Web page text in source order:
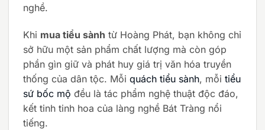
nghề.
Khi mua tiểu sành từ Hoàng Phát, bạn không chỉ
sở hữu một sản phẩm chất lượng mà còn góp
phần gìn giữ và phát huy giá trị văn hóa truyền
thống của dân tộc. Mỗi quách tiểu sành, mỗi tiểu
sứ bốc mộ đều là tác phẩm nghệ thuật độc đáo,
kết tinh tinh hoa của làng nghề Bát Tràng nổi
tiếng.